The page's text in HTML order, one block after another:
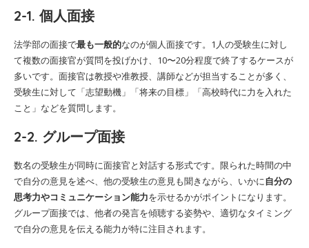
2-1. 個人面接
法学部の面接で最も一般的なのが個人面接です。1人の受験生に対し
て複数の面接官が質問を投げかけ、10〜20分程度で終了するケースが
多いです。面接官は教授や准教授、講師などが担当することが多く、
受験生に対して「志望動機」「将来の目標」「高校時代に力を入れた
こと」などを質問します。
2-2. グループ面接
数名の受験生が同時に面接官と対話する形式です。限られた時間の中
で自分の意見を述べ、他の受験生の意見も聞きながら、いかに自分の
思考力やコミュニケーション能力を示せるかがポイントになります。
グループ面接では、他者の発言を傾聴する姿勢や、適切なタイミング
で自分の意見を伝える能力が特に注目されます。